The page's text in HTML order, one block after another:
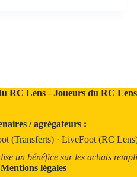
RC Lens- Joueurs du RC Lens
/ agrégateurs :
(Transferts) · LiveFoot (RC
un bénéfice sur les achats
Mentions légales